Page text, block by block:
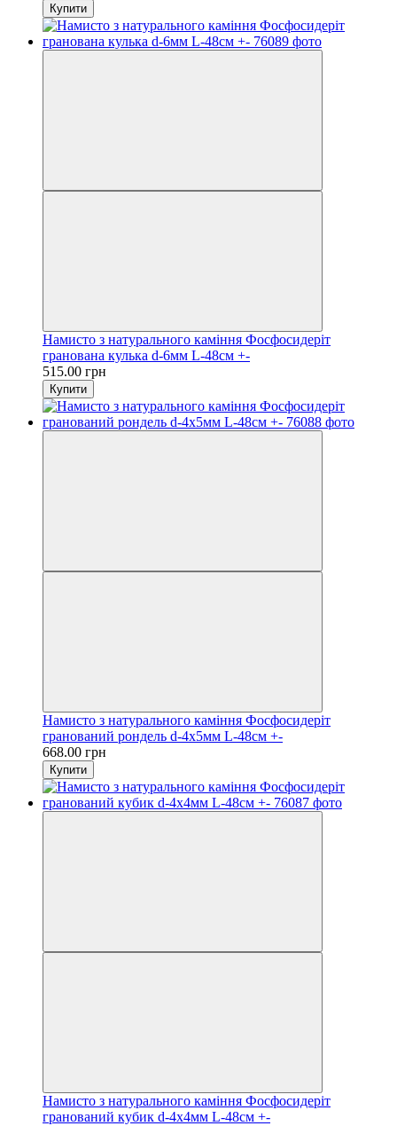
Купити
Намисто з натурального каміння Фосфосидеріт
гранована кулька d-6мм L-48см +-
515.00 грн
Купити
Намисто з натурального каміння Фосфосидеріт
гранований рондель d-4х5мм L-48см +-
668.00 грн
Купити
Намисто з натурального каміння Фосфосидеріт
гранований кубик d-4х4мм L-48см +-